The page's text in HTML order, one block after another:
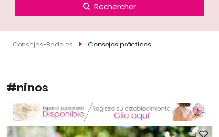
Rechercher
Consejos-Boda.es Consejos prácticos
#ninos